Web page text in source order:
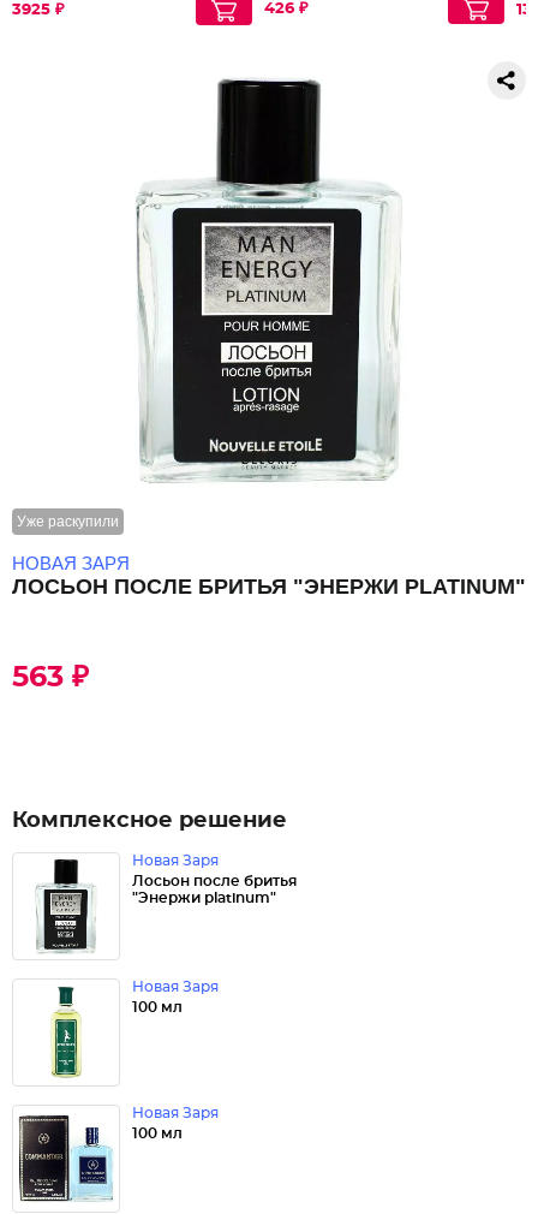
3925 ₽
426 ₽
Уже раскупили
НОВАЯ ЗАРЯ
ЛОСЬОН ПОСЛЕ БРИТЬЯ "ЭНЕРЖИ PLATINUM"
563 ₽
Комплексное решение
Новая Заря
Лосьон после бритья
"Энержи platinum"
Новая Заря
100 мл
Новая Заря
100 мл